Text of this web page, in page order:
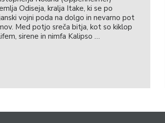
Odiseja, kralja Itake, ki se po
vojni poda na dolgo in nevarno pot
Med potjo sreča bitja, kot so kiklop
sirene in nimfa Kalipso …